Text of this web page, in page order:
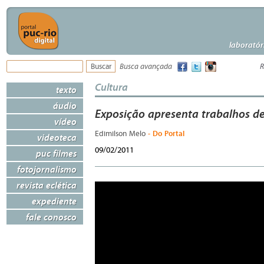
Busca avançada
texto
áudio
vídeo
videoteca
puc filmes
fotojornalismo
revista eclética
expediente
fale conosco
Cultura
Exposição apresenta trabalhos
Edimilson Melo - Do Portal
09/02/2011